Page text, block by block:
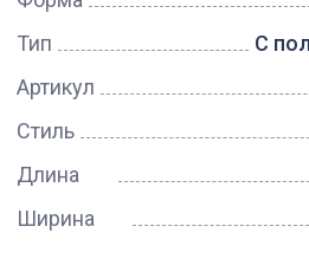
Тип
С
Артикул
Стиль
Длина
Ширина